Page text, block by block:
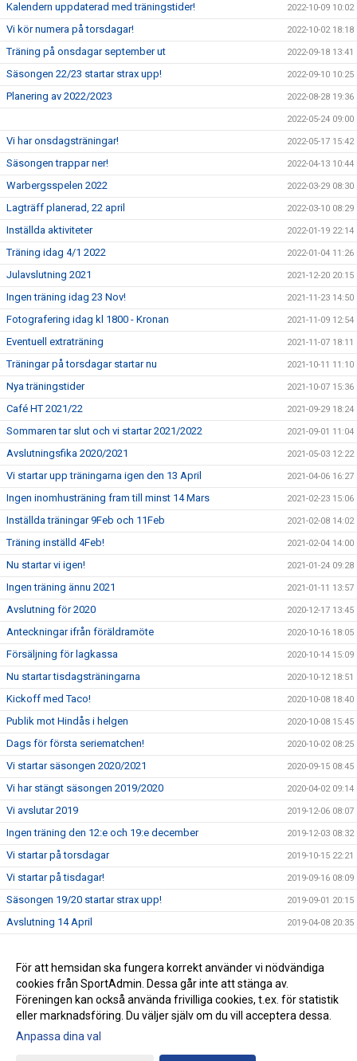
Kalendern uppdaterad med träningstider! 2022-10-09 10:02
Vi kör numera på torsdagar! 2022-10-02 18:18
Träning på onsdagar september ut 2022-09-18 13:41
Säsongen 22/23 startar strax upp! 2022-09-10 10:25
Planering av 2022/2023 2022-08-28 19:36
2022-05-24 09:00
Vi har onsdagsträningar! 2022-05-17 15:42
Säsongen trappar ner! 2022-04-13 10:44
Warbergsspelen 2022 2022-03-29 08:30
Lagträff planerad, 22 april 2022-03-10 08:29
Inställda aktiviteter 2022-01-19 22:14
Träning idag 4/1 2022 2022-01-04 11:26
Julavslutning 2021 2021-12-20 20:15
Ingen träning idag 23 Nov! 2021-11-23 14:50
Fotografering idag kl 1800 - Kronan 2021-11-09 12:54
Eventuell extraträning 2021-11-07 18:11
Träningar på torsdagar startar nu 2021-10-11 11:10
Nya träningstider 2021-10-07 15:36
Café HT 2021/22 2021-09-29 18:24
Sommaren tar slut och vi startar 2021/2022 2021-09-01 11:04
Avslutningsfika 2020/2021 2021-05-03 12:22
Vi startar upp träningarna igen den 13 April 2021-04-06 16:27
Ingen inomhusträning fram till minst 14 Mars 2021-02-23 15:06
Inställda träningar 9Feb och 11Feb 2021-02-08 14:02
Träning inställd 4Feb! 2021-02-04 14:00
Nu startar vi igen! 2021-01-24 09:28
Ingen träning ännu 2021 2021-01-11 13:57
Avslutning för 2020 2020-12-17 13:45
Anteckningar ifrån föräldramöte 2020-10-16 18:05
Försäljning för lagkassa 2020-10-14 15:09
Nu startar tisdagsträningarna 2020-10-12 18:51
Kickoff med Taco! 2020-10-08 18:40
Publik mot Hindås i helgen 2020-10-08 15:45
Dags för första seriematchen! 2020-10-02 08:25
Vi startar säsongen 2020/2021 2020-09-15 08:45
Vi har stängt säsongen 2019/2020 2020-04-02 09:14
Vi avslutar 2019 2019-12-06 08:07
Ingen träning den 12:e och 19:e december 2019-12-03 08:32
Vi startar på torsdagar 2019-10-15 22:21
Vi startar på tisdagar! 2019-09-16 08:09
Säsongen 19/20 startar strax upp! 2019-09-01 20:15
Avslutning 14 April 2019-04-08 20:35
Ingen träning 9/12-18 2018-11-29 08:54
Ingen träning 11/11 2018 2018-11-08 19:35
Gå till Webbversion
För att hemsidan ska fungera korrekt använder vi nödvändiga
cookies från SportAdmin. Dessa går inte att stänga av.
Föreningen kan också använda frivilliga cookies, t.ex. för statistik
eller marknadsföring. Du väljer själv om du vill acceptera dessa.
Anpassa dina val